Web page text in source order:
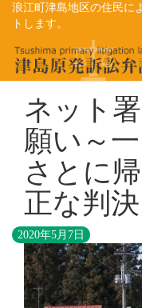
浪江町津島地区の住民に
トします。
ネット
願い～
さとに
正な判
2020年5月7日